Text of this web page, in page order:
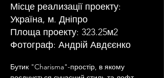
Місце реализації проекту:
Україна, м. Дніпро
Площа проекту: 323.25м2
Фотограф: Андрій Авдєєнко
Бутик "Charisma"-простір, в якому